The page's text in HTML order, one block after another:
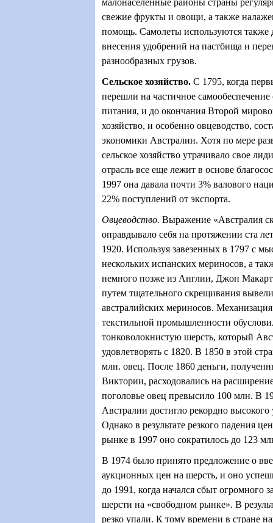
малонаселенные районы страны
свежие фрукты и овощи, а также
помощь. Самолеты используются также
внесения удобрений на пастбища и
разнообразных грузов.
Сельское хозяйство. С 1795, когда
перешли на частичное
питания, и до окончания Второй
хозяйство, и особенно овцеводство,
экономики Австралии. Хотя по мере
сельское хозяйство утрачивало свое
отрасль все еще лежит в основе
1997 она давала почти 3% валового
22% поступлений от экспорта.
Овцеводство. Выражение «Австралия
оправдывало себя на протяжении ста
1920. Используя завезенных в 1797 с
нескольких испанских мериносов, а
немного позже из Англии, Джон
путем тщательного скрещивания
австралийских мериносов.
текстильной промышленности
тонковолокнистую шерсть, который
удовлетворять с 1820. В 1850 в этой
млн. овец. После 1860 деньги,
Виктории, расходовались на
поголовье овец превысило 100 млн. В
Австралии достигло рекордно
Однако в результате резкого падения
рынке в 1997 оно сократилось до 123
В 1974 было принято предложение о
аукционных цен на шерсть, и оно
до 1991, когда начался сбыт огромного
шерсти на «свободном рынке». В
резко упали. К тому времени в стране